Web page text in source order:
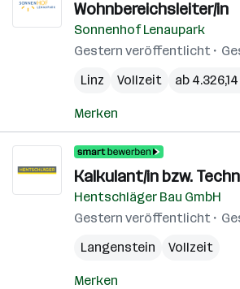
Wohnbereichsleiter/in
Sonnenhof Lenaupark
Gestern veröffentlicht
Linz
Vollzeit ab
Merken
Kalkulant/in bzw.
Hentschläger Bau GmbH
Gestern veröffentlicht
Langenstein
Vollzeit
Merken